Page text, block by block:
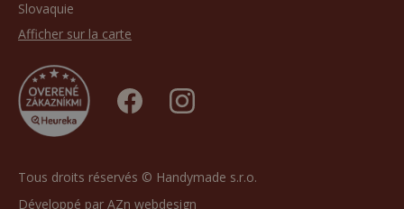
Slovaquie
Afficher sur la carte
Tous droits réservés © Handymade s.r.o.
Développé par AZn webdesign